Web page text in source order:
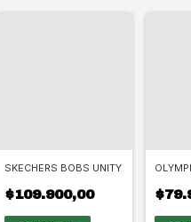
SKECHERS BOBS UNITY
$109.900,00